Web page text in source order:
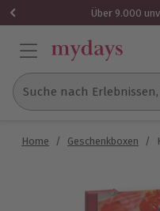
Über 9.000
Suche nach Erlebnissen,
Home / Geschenkboxen /